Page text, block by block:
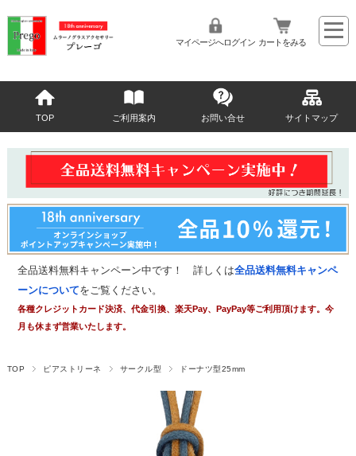
マイページへログイン カートをみる
TOP ご利用案内 お問い合せ サイトマップ
全品送料無料キャンペーン中です！ 詳しくは全品送料無料キャンペ
ーンについてをご覧ください。
各種クレジットカード決済、代金引換、楽天Pay、PayPay等ご利用頂けます。今
月も休まず営業いたします。
TOP ピアストリーネ サークル型 ドーナツ型25mm